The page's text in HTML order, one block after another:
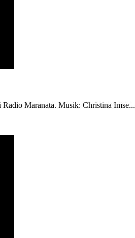
Maranata. Musik: Christina Imse...